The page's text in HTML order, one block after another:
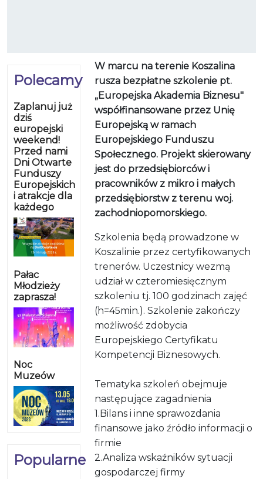
Polecamy
Zaplanuj już
dziś
europejski
weekend!
Przed nami
Dni Otwarte
Funduszy
Europejskich
i atrakcje dla
każdego
Pałac
Młodzieży
zaprasza!
Noc
Muzeów
Popularne
W marcu na terenie Koszalina
rusza bezpłatne szkolenie pt.
„Europejska Akademia Biznesu"
współfinansowane przez Unię
Europejską w ramach
Europejskiego Funduszu
Społecznego. Projekt skierowany
jest do przedsiębiorców i
pracowników z mikro i małych
przedsiębiorstw z terenu woj.
zachodniopomorskiego.
Szkolenia będą prowadzone w
Koszalinie przez certyfikowanych
trenerów. Uczestnicy wezmą
udział w czteromiesięcznym
szkoleniu tj. 100 godzinach zajęć
(h=45min.). Szkolenie zakończy
możliwość zdobycia
Europejskiego Certyfikatu
Kompetencji Biznesowych.
Tematyka szkoleń obejmuje
następujące zagadnienia
1.Bilans i inne sprawozdania
finansowe jako źródło informacji o
firmie
2.Analiza wskaźników sytuacji
gospodarczej firmy